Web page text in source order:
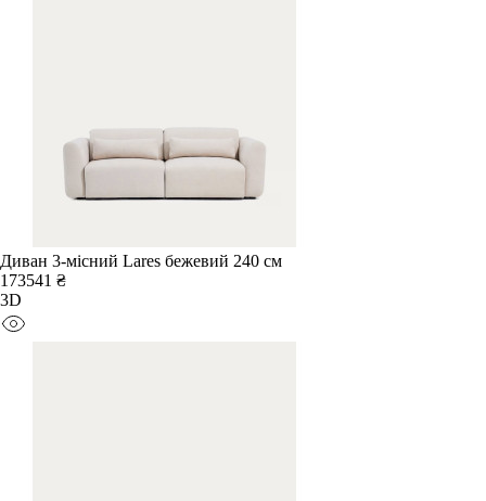
Диван 3-місний Lares бежевий 240 см
173541 ₴
3D